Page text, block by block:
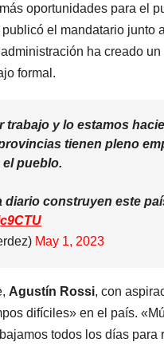
oportunidades para el
el mandatario junto
ha creado
formal.
trabajo y lo estamos
tienen pleno
pueblo.
diario construyen este
May 1, 2023
Agustín Rossi, con
difíciles» en el país.
todos los días